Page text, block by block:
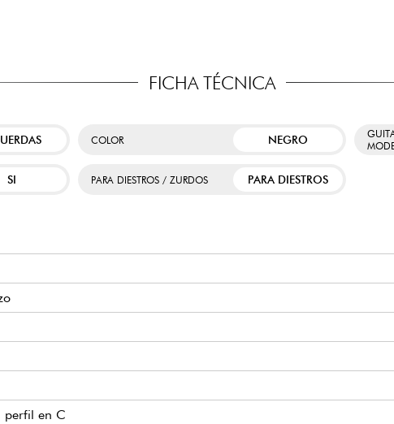
FICHA TÉCNICA
COLOR NEGRO
SI PARA DIESTROS / ZURDOS PARA DIESTROS
perfil en C